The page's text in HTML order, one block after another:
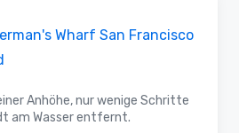
Wharf San Francisco
Anhöhe, nur wenige Schritte
am Wasser entfernt.